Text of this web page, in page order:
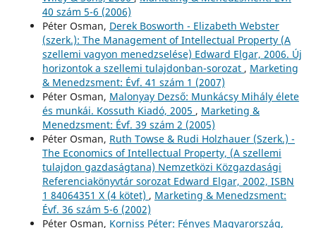
40 szám 5-6 (2006)
Péter Osman, Derek Bosworth - Elizabeth Webster
(szerk.): The Management of Intellectual Property (A
szellemi vagyon menedzselése) Edward Elgar, 2006. Új
horizontok a szellemi tulajdonban-sorozat , Marketing
& Menedzsment: Évf. 41 szám 1 (2007)
Péter Osman, Malonyay Dezső: Munkácsy Mihály élete
és munkái. Kossuth Kiadó, 2005 , Marketing &
Menedzsment: Évf. 39 szám 2 (2005)
Péter Osman, Ruth Towse & Rudi Holzhauer (Szerk.) -
The Economics of Intellectual Property, (A szellemi
tulajdon gazdaságtana) Nemzetközi Közgazdasági
Referenciakönyvtár sorozat Edward Elgar, 2002, ISBN
1 84064351 X (4 kötet) , Marketing & Menedzsment:
Évf. 36 szám 5-6 (2002)
Péter Osman, Korniss Péter: Fényes Magyarország,